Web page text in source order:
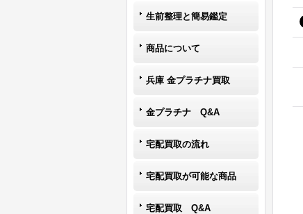
生前整理と簡易鑑定
商品について
兵庫 金プラチナ買取
金プラチナ Q&A
宅配買取の流れ
宅配買取が可能な商品
宅配買取 Q&A